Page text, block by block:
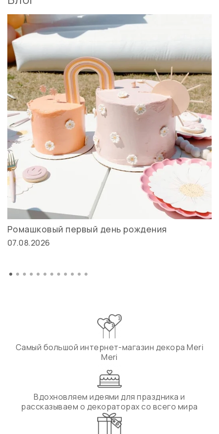
Ромашковый первый день рождения
07.08.2026
Самый большой интернет-магазин декора Meri
Meri
Вдохновляем идеями для праздника и
рассказываем о декораторах со всего мира